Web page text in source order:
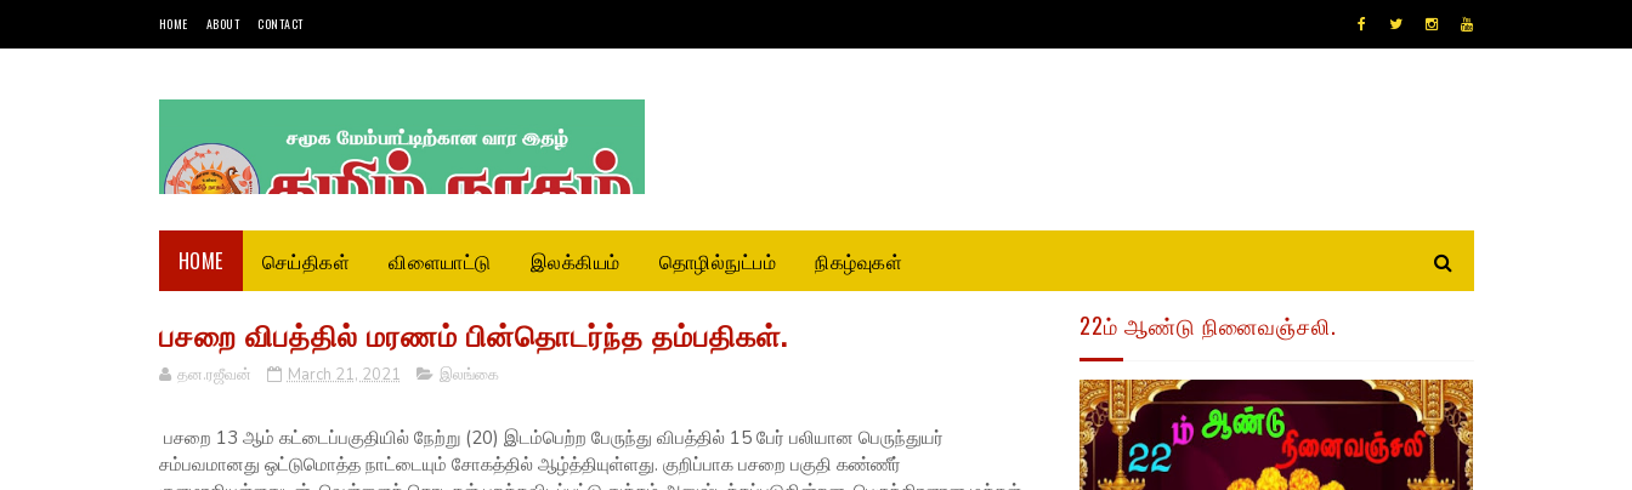
HOME ABOUT CONTACT
HOME செய்திகள் விளையாட்டு இலக்கியம் தொழில்நுட்பம் நிகழ்வுகள்
பசறை விபத்தில் மரணம் பின்தொடர்ந்த தம்பதிகள்.
தன.ரஜீவன் March 21, 2021 இலங்கை
பசறை 13 ஆம் கட்டைப்பகுதியில் நேற்று (20) இடம்பெற்ற பேருந்து விபத்தில் 15 பேர் பலியான பெருந்துயர்
சம்பவமானது ஒட்டுமொத்த நாட்டையும் சோகத்தில் ஆழ்த்தியுள்ளது. குறிப்பாக பசறை பகுதி கண்ணீர்
22ம் ஆண்டு நினைவஞ்சலி.